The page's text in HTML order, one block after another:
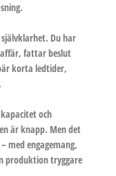
Du har
fattar beslut
korta ledtider,
och
är knapp. Men det
med engagemang,
produktion tryggare